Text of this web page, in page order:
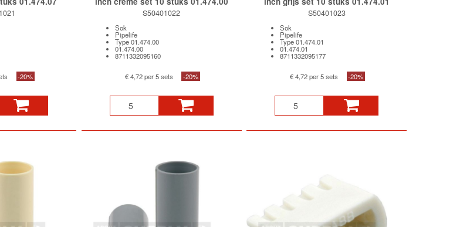
-20%
S50401022
Sok
Pipelife
Type 01.474.00
01.474.00
8711332095160
€ 4,72 per 5 sets -20%
S50401023
Sok
Pipelife
Type 01.474.01
01.474.01
8711332095177
€ 4,72 per 5 sets -20%